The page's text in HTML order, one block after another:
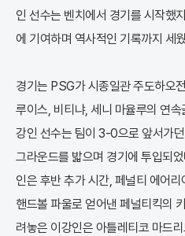
인 선수는 벤치에서 경기를 시작했
에 기여하며 역사적인 기록까지 세
경기는 PSG가 시종일관 주도하
루이스, 비티냐, 세니 마율루의 연
강인 선수는 팀이 3-0으로 앞서가
그라운드를 밟으며 경기에 투입되
인은 후반 추가 시간, 페널티 에어
핸드볼 파울로 얻어낸 페널티킥의
려놓은 이강인은 아틀레티코 마드